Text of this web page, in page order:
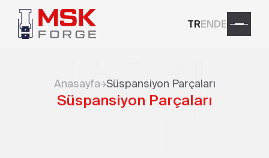
TRENDE
Anasayfa Süspansiyon Parçaları
Süspansiyon Parçaları